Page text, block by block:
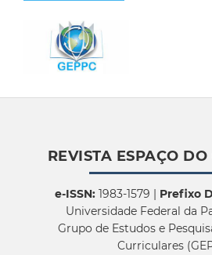
REVISTA ESPAÇO
e-ISSN:1983-1579 | Prefixo
Universidade Federal da
Grupo de Estudos e
Curriculares